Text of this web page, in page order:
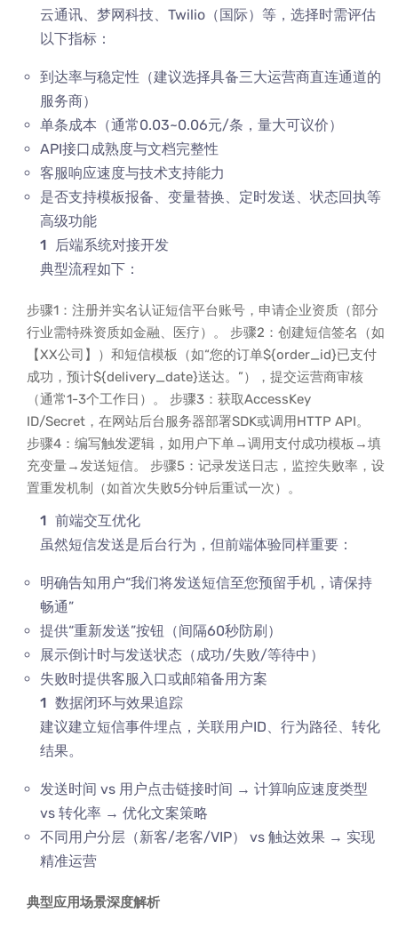
云通讯、梦网科技、Twilio（国际）等，选择时需评估
以下指标：
到达率与稳定性（建议选择具备三大运营商直连通道的
服务商）
单条成本（通常0.03~0.06元/条，量大可议价）
API接口成熟度与文档完整性
客服响应速度与技术支持能力
是否支持模板报备、变量替换、定时发送、状态回执等
高级功能
后端系统对接开发
典型流程如下：
步骤1：注册并实名认证短信平台账号，申请企业资质（部分
行业需特殊资质如金融、医疗）。 步骤2：创建短信签名（如
【XX公司】）和短信模板（如“您的订单${order_id}已支付
成功，预计${delivery_date}送达。”），提交运营商审核
（通常1-3个工作日）。 步骤3：获取AccessKey
ID/Secret，在网站后台服务器部署SDK或调用HTTP API。
步骤4：编写触发逻辑，如用户下单→调用支付成功模板→填
充变量→发送短信。 步骤5：记录发送日志，监控失败率，设
置重发机制（如首次失败5分钟后重试一次）。
前端交互优化
虽然短信发送是后台行为，但前端体验同样重要：
明确告知用户“我们将发送短信至您预留手机，请保持
畅通”
提供“重新发送”按钮（间隔60秒防刷）
展示倒计时与发送状态（成功/失败/等待中）
失败时提供客服入口或邮箱备用方案
数据闭环与效果追踪
建议建立短信事件埋点，关联用户ID、行为路径、转化
结果。
发送时间 vs 用户点击链接时间 → 计算响应速度类型
vs 转化率 → 优化文案策略
不同用户分层（新客/老客/VIP） vs 触达效果 → 实现
精准运营
典型应用场景深度解析